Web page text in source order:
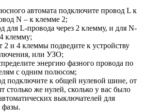
автомата подключите провод L к
N – к клемме 2;
для L-провода через 2 клемму, и для N-
клемму;
2 и 4 клеммы подведите к устройству
или УЗО;
энергию фазного провода по
с одним полюсом;
подключите к общей нулевой шине, от
столько же нулей, сколько у вас было
выключателей для
фазы.